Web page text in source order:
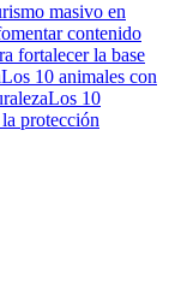
masivo en
contenido
fortalecer la base
Los 10 animales con
Los 10
protección